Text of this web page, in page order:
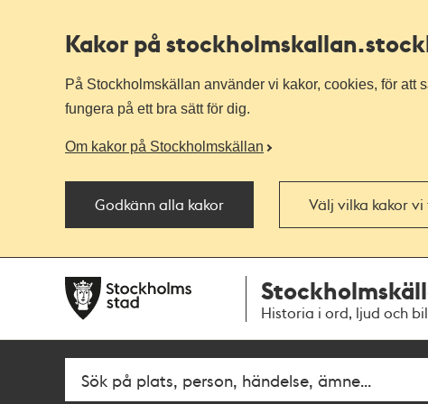
Kakor på stockholmskallan
På Stockholmskällan använder vi kakor, cookies, för att
fungera på ett bra sätt för dig.
Om kakor på Stockholmskällan
Godkänn alla kakor Välj vilka kakor
navigationen
huvudinnehållet
Historia i ord, ljud och
Fritextsök